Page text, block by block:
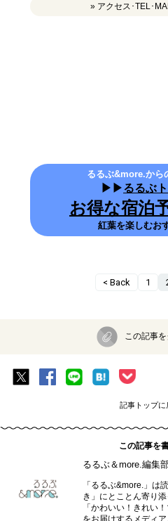
» アクセス･TEL･
るるぶ&more.から
▶▶るるぶ
お得な宿泊
紅葉を楽しむお
< Back 1
この記事
記事トップに
この記事を
るるぶ＆more.編集
「るるぶ&more.」は
き」にとことん寄り
「かわいい！きれい
をお届けするメディア